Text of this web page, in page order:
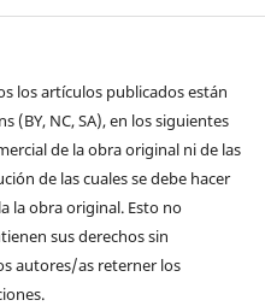
los artículos publicados están
(BY, NC, SA), en los siguientes
de la obra original ni de las
de las cuales se debe hacer
la obra original. Esto no
sus derechos sin
autores/as reterner los